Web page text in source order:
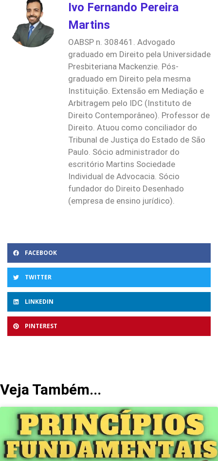
Ivo Fernando Pereira
Martins
OABSP n. 308461. Advogado
graduado em Direito pela Universidade
Presbiteriana Mackenzie. Pós-
graduado em Direito pela mesma
Instituição. Extensão em Mediação e
Arbitragem pelo IDC (Instituto de
Direito Contemporâneo). Professor de
Direito. Atuou como conciliador do
Tribunal de Justiça do Estado de São
Paulo. Sócio administrador do
escritório Martins Sociedade
Individual de Advocacia. Sócio
fundador do Direito Desenhado
(empresa de ensino jurídico).
FACEBOOK
TWITTER
LINKEDIN
PINTEREST
Veja Também...